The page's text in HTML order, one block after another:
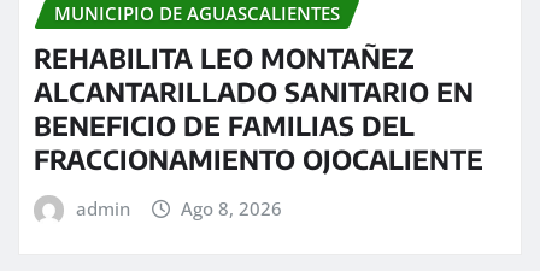
MUNICIPIO DE AGUASCALIENTES
REHABILITA LEO MONTAÑEZ
ALCANTARILLADO SANITARIO EN
BENEFICIO DE FAMILIAS DEL
FRACCIONAMIENTO OJOCALIENTE
admin Ago 8, 2026